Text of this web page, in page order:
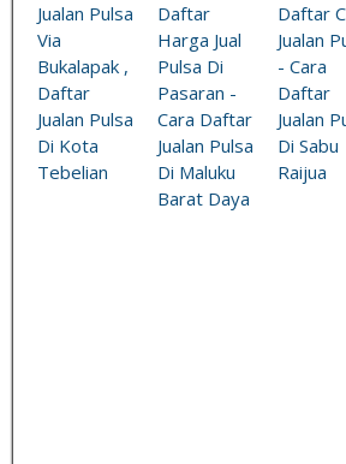
Jualan Pulsa
Via
Bukalapak ,
Daftar
Jualan Pulsa
Di Kota
Tebelian
Daftar
Harga Jual
Pulsa Di
Pasaran -
Cara Daftar
Jualan Pulsa
Di Maluku
Barat Daya
Daftar
Jualan
- Cara
Daftar
Jualan
Di Sabu
Raijua